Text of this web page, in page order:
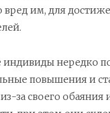
им, для
нередко
повышения и
за своего обаяния